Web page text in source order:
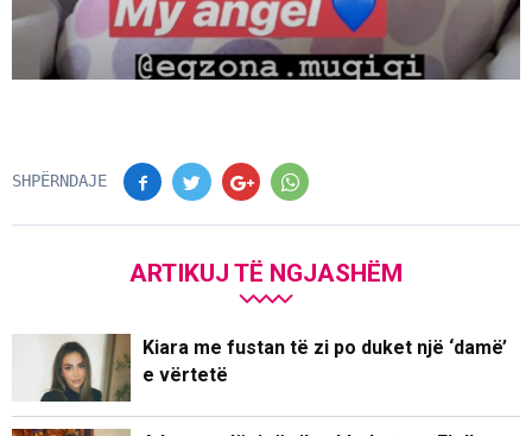
SHPËRNDAJE
ARTIKUJ TË NGJASHËM
Kiara me fustan të zi po duket një ‘damë’
e vërtetë